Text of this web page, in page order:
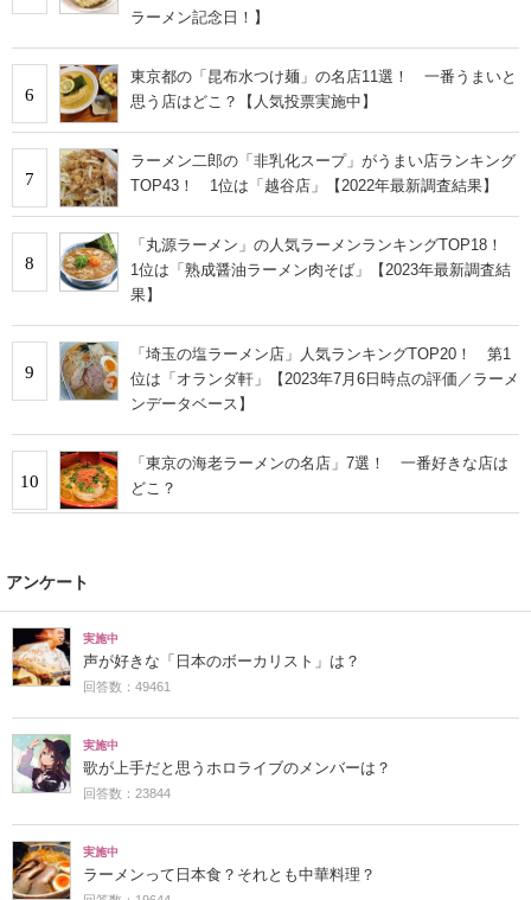
ラーメン記念日！】
6
東京都の「昆布水つけ麺」の名店11選！ 一番うまいと
思う店はどこ？【人気投票実施中】
7
ラーメン二郎の「非乳化スープ」がうまい店ランキング
TOP43！ 1位は「越谷店」【2022年最新調査結果】
8
「丸源ラーメン」の人気ラーメンランキングTOP18！
1位は「熟成醤油ラーメン肉そば」【2023年最新調査結
果】
9
「埼玉の塩ラーメン店」人気ランキングTOP20！ 第1
位は「オランダ軒」【2023年7月6日時点の評価／ラーメ
ンデータベース】
10
「東京の海老ラーメンの名店」7選！ 一番好きな店は
どこ？
アンケート
実施中
声が好きな「日本のボーカリスト」は？
回答数：49461
実施中
歌が上手だと思うホロライブのメンバーは？
回答数：23844
実施中
ラーメンって日本食？それとも中華料理？